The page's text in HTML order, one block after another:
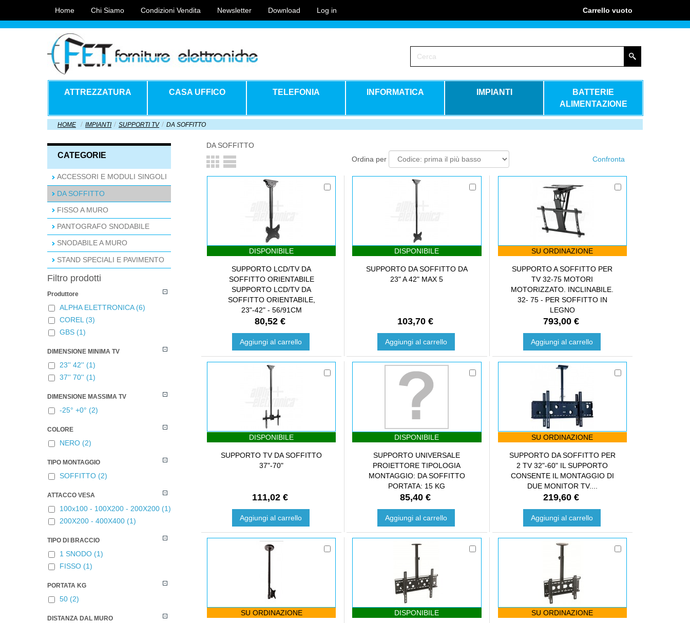
Home Chi Siamo Condizioni Vendita Newsletter Download Log in Carrello vuoto
ATTREZZATURA CASA UFFICO TELEFONIA INFORMATICA IMPIANTI
BATTERIE
ALIMENTAZIONE
HOME IMPIANTI SUPPORTI TV DA SOFFITTO
CATEGORIE
ACCESSORI E MODULI SINGOLI
DA SOFFITTO
FISSO A MURO
PANTOGRAFO SNODABILE
SNODABILE A MURO
STAND SPECIALI E PAVIMENTO
Filtro prodotti
Produttore
ALPHA ELETTRONICA (6)
COREL (3)
GBS (1)
DIMENSIONE MINIMA TV
23'' 42'' (1)
37'' 70'' (1)
DIMENSIONE MASSIMA TV
-25° +0° (2)
COLORE
NERO (2)
TIPO MONTAGGIO
SOFFITTO (2)
ATTACCO VESA
100x100 - 100X200 - 200X200 (1)
200X200 - 400X400 (1)
TIPO DI BRACCIO
1 SNODO (1)
FISSO (1)
PORTATA KG
50 (2)
DISTANZA DAL MURO
DA SOFFITTO
Ordina per
DISPONIBILE
SUPPORTO LCD/TV DA
SOFFITTO ORIENTABILE
SUPPORTO LCD/TV DA
SOFFITTO ORIENTABILE,
23"-42" - 56/91CM
80,52 €
Aggiungi al carrello
DISPONIBILE
SUPPORTO DA SOFFITTO DA
23" A 42" MAX 5
103,70 €
Aggiungi al carrello
SU ORDINAZIONE
SUPPORTO A SOFFITTO PER
TV 32-75 MOTORI
MOTORIZZATO. INCLINABILE.
32- 75 - PER SOFFITTO IN
LEGNO
793,00 €
Aggiungi al carrello
DISPONIBILE
SUPPORTO TV DA SOFFITTO
37"-70"
111,02 €
Aggiungi al carrello
DISPONIBILE
SUPPORTO UNIVERSALE
PROIETTORE TIPOLOGIA
MONTAGGIO: DA SOFFITTO
PORTATA: 15 KG
85,40 €
Aggiungi al carrello
SU ORDINAZIONE
SUPPORTO DA SOFFITTO PER
2 TV 32"-60" IL SUPPORTO
CONSENTE IL MONTAGGIO DI
DUE MONITOR TV....
219,60 €
Aggiungi al carrello
SU ORDINAZIONE DISPONIBILE SU ORDINAZIONE